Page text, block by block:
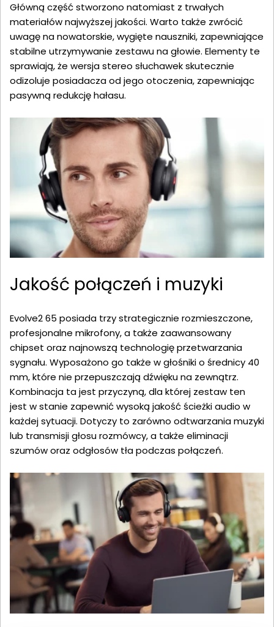
Główną część stworzono natomiast z trwałych
materiałów najwyższej jakości. Warto także zwrócić
uwagę na nowatorskie, wygięte nauszniki, zapewniające
stabilne utrzymywanie zestawu na głowie. Elementy te
sprawiają, że wersja stereo słuchawek skutecznie
odizoluje posiadacza od jego otoczenia, zapewniając
pasywną redukcję hałasu.
Jakość połączeń i muzyki
Evolve2 65 posiada trzy strategicznie rozmieszczone,
profesjonalne mikrofony, a także zaawansowany
chipset oraz najnowszą technologię przetwarzania
sygnału. Wyposażono go także w głośniki o średnicy 40
mm, które nie przepuszczają dźwięku na zewnątrz.
Kombinacja ta jest przyczyną, dla której zestaw ten
jest w stanie zapewnić wysoką jakość ścieżki audio w
każdej sytuacji. Dotyczy to zarówno odtwarzania muzyki
lub transmisji głosu rozmówcy, a także eliminacji
szumów oraz odgłosów tła podczas połączeń.